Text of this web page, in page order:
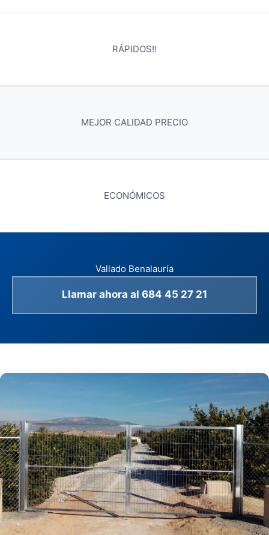
RÁPIDOS!!
MEJOR CALIDAD PRECIO
ECONÓMICOS
Vallado Benalauría
Llamar ahora al 684 45 27 21